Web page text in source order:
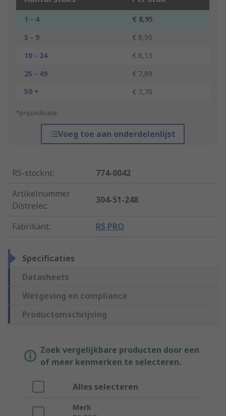
1 - 4
€ 8,95
5 - 9
€ 8,50
10 - 24
€ 8,13
25 - 49
€ 7,89
50 +
€ 7,70
*prijsindicatie
Voeg toe aan onderdelenlijst
RS-stocknr.:
774-0042
Artikelnummer
Distrelec:
304-51-248
Fabrikant: RS PRO
Specificaties
Datasheets
Wetgeving en compliance
Productomschrijving
Zoek vergelijkbare producten door een
of meer kenmerken te selecteren.
Alles selecteren
Merk